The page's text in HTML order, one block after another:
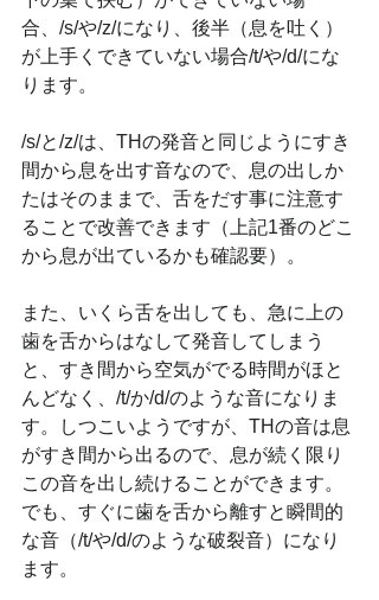
合、/s/や/z/になり、後半（息を吐く）
が上手くできていない場合/t/や/d/にな
ります。
/s/と/z/は、THの発音と同じようにすき
間から息を出す音なので、息の出しか
たはそのままで、舌をだす事に注意す
ることで改善できます（上記1番のどこ
から息が出ているかも確認要）。
また、いくら舌を出しても、急に上の
歯を舌からはなして発音してしまう
と、すき間から空気がでる時間がほと
んどなく、/t/か/d/のような音になりま
す。しつこいようですが、THの音は息
がすき間から出るので、息が続く限り
この音を出し続けることができます。
でも、すぐに歯を舌から離すと瞬間的
な音（/t/や/d/のような破裂音）になり
ます。